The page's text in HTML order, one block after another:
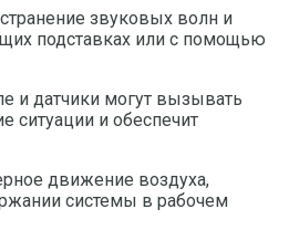
звуковых волн и
подставках или с помощью
и датчики могут вызывать
ситуации и обеспечит
движение воздуха,
системы в рабочем